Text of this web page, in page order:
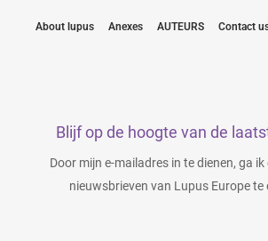
About lupus Anexes AUTEURS Contact
Blijf op de hoogte van de
Door mijn e-mailadres in te dienen, ga
nieuwsbrieven van Lupus Europe te